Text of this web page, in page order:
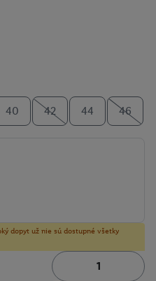
40 42 44 46
dopyt už nie sú dostupné všetky